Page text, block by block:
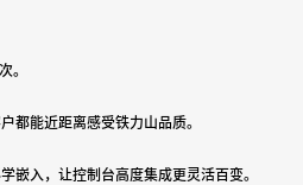
。
都能近距离感受铁力山品质。
嵌入，让控制台高度集成更灵活百变。